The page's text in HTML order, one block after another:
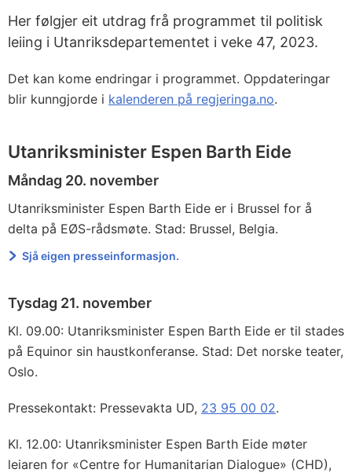
Her følgjer eit utdrag frå programmet til politisk
leiing i Utanriksdepartementet i veke 47, 2023.
Det kan kome endringar i programmet. Oppdateringar
blir kunngjorde i kalenderen på regjeringa.no.
Utanriksminister Espen Barth Eide
Måndag 20. november
Utanriksminister Espen Barth Eide er i Brussel for å
delta på EØS-rådsmøte. Stad: Brussel, Belgia.
Sjå eigen presseinformasjon.
Tysdag 21. november
Kl. 09.00: Utanriksminister Espen Barth Eide er til stades
på Equinor sin haustkonferanse. Stad: Det norske teater,
Oslo.
Pressekontakt: Pressevakta UD, 23 95 00 02.
Kl. 12.00: Utanriksminister Espen Barth Eide møter
leiaren for «Centre for Humanitarian Dialogue» (CHD),